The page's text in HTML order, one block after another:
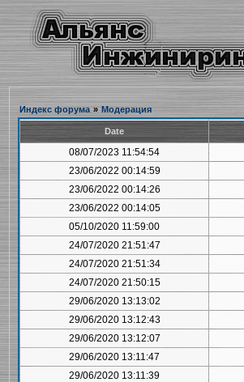
Индекс форума » Модерация
Date
08/07/2023 11:54:54
23/06/2022 00:14:59
23/06/2022 00:14:26
23/06/2022 00:14:05
05/10/2020 11:59:00
24/07/2020 21:51:47
24/07/2020 21:51:34
24/07/2020 21:50:15
29/06/2020 13:13:02
29/06/2020 13:12:43
29/06/2020 13:12:07
29/06/2020 13:11:47
29/06/2020 13:11:39